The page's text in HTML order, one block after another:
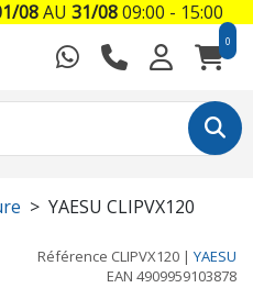
0
YAESU CLIPVX120
Référence CLIPVX120 | YAESU
EAN 4909959103878
08AU 31/0809:00 - 15:00